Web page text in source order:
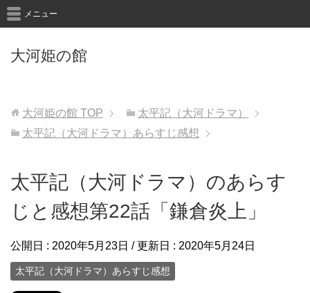
大河姫の館
メニュー
大河姫の館 TOP
太平記（大河ドラマ）
太平記（大河ドラマ）あらすじ感想
太平記（大河ドラマ）のあらす
じと感想第22話「鎌倉炎上」
公開日 : 2020年5月23日 / 更新日 : 2020年5月24日
太平記（大河ドラマ）あらすじ感想